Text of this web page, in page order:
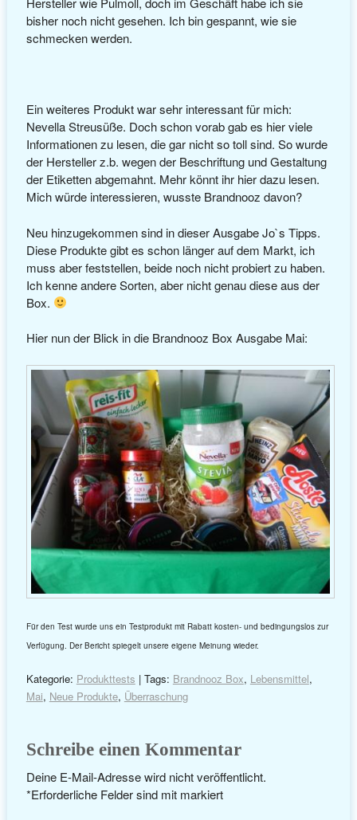
bisher noch nicht gesehen. Ich bin gespannt, wie sie
schmecken werden.
Ein weiteres Produkt war sehr interessant für mich:
Nevella Streusüße. Doch schon vorab gab es hier viele
Informationen zu lesen, die gar nicht so toll sind. So wurde
der Hersteller z.b. wegen der Beschriftung und Gestaltung
der Etiketten abgemahnt. Mehr könnt ihr hier dazu lesen.
Mich würde interessieren, wusste Brandnooz davon?
Neu hinzugekommen sind in dieser Ausgabe Jo`s Tipps.
Diese Produkte gibt es schon länger auf dem Markt, ich
muss aber feststellen, beide noch nicht probiert zu haben.
Ich kenne andere Sorten, aber nicht genau diese aus der
Box.
Hier nun der Blick in die Brandnooz Box Ausgabe Mai:
Für den Test wurde uns ein Testprodukt mit Rabatt kosten- und bedingungslos zur
Verfügung. Der Bericht spiegelt unsere eigene Meinung wieder.
Kategorie: Produkttests | Tags: Brandnooz Box, Lebensmittel,
Mai, Neue Produkte, Überraschung
Schreibe einen Kommentar
Deine E-Mail-Adresse wird nicht veröffentlicht.
Erforderliche Felder sind mit
* markiert